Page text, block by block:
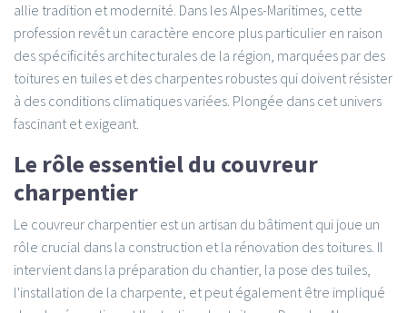
allie tradition et modernité. Dans les Alpes-Maritimes, cette
profession revêt un caractère encore plus particulier en raison
des spécificités architecturales de la région, marquées par des
toitures en tuiles et des charpentes robustes qui doivent résister
à des conditions climatiques variées. Plongée dans cet univers
fascinant et exigeant.
Le rôle essentiel du couvreur
charpentier
Le couvreur charpentier est un artisan du bâtiment qui joue un
rôle crucial dans la construction et la rénovation des toitures. Il
intervient dans la préparation du chantier, la pose des tuiles,
l'installation de la charpente, et peut également être impliqué